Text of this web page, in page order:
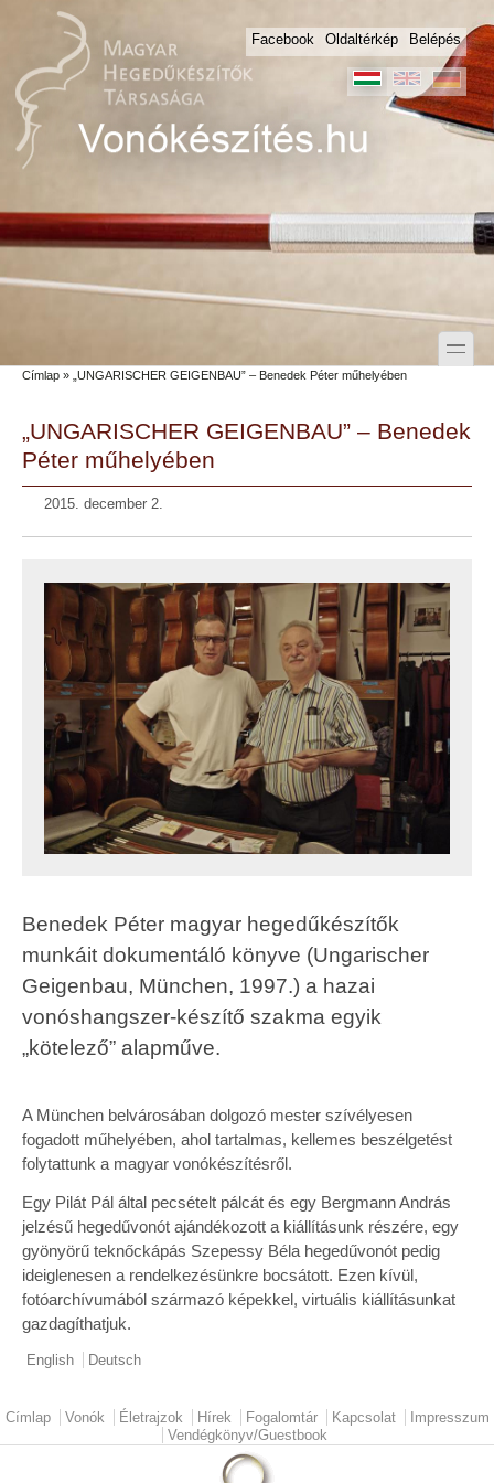
Skip to main content
Skip to search
Facebook
Oldaltérkép Belépés
toggle
Secondary menu
Címlap » „UNGARISCHER GEIGENBAU” – Benedek Péter műhelyében
„UNGARISCHER GEIGENBAU” – Benedek
Péter műhelyében
2015. december 2.
Benedek Péter magyar hegedűkészítők
munkáit dokumentáló könyve (Ungarischer
Geigenbau, München, 1997.) a hazai
vonóshangszer-készítő szakma egyik
„kötelező” alapműve.
A München belvárosában dolgozó mester szívélyesen
fogadott műhelyében, ahol tartalmas, kellemes beszélgetést
folytattunk a magyar vonókészítésről.
Egy Pilát Pál által pecsételt pálcát és egy Bergmann András
jelzésű hegedűvonót ajándékozott a kiállításunk részére, egy
gyönyörű teknőckápás Szepessy Béla hegedűvonót pedig
ideiglenesen a rendelkezésünkre bocsátott. Ezen kívül,
fotóarchívumából származó képekkel, virtuális kiállításunkat
gazdagíthatjuk.
English Deutsch
Main menu
Címlap Vonók Életrajzok Hírek Fogalomtár Kapcsolat
Impresszum
Vendégkönyv/Guestbook